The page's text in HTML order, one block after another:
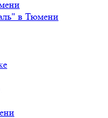
в Тюмени